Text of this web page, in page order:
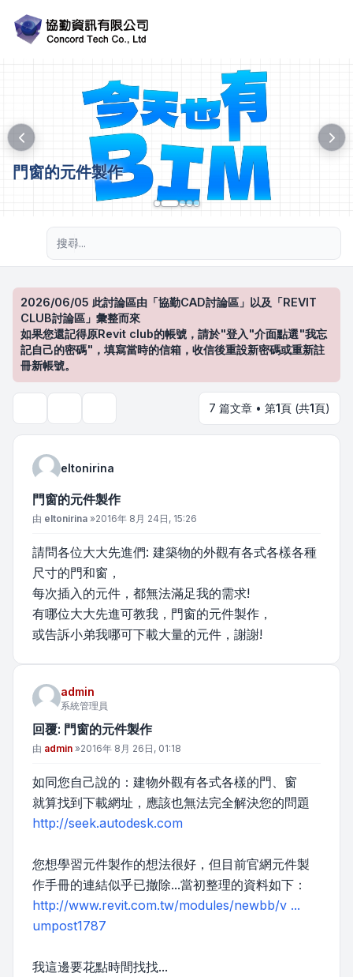
門窗的元件製作
2026/06/05 此討論區由「協勤CAD討論區」以及「REVIT
CLUB討論區」彙整而來
如果您還記得原Revit club的帳號，請於"登入"介面點選"我忘
記自己的密碼"，填寫當時的信箱，收信後重設新密碼或重新註
冊新帳號。
7 篇文章 • 第1頁 (共1頁)
eltonirina
門窗的元件製作
文章
由 eltonirina »2016年 8月 24日, 15:26
請問各位大大先進們: 建築物的外觀有各式各樣各種
尺寸的門和窗，
每次插入的元件，都無法滿足我的需求!
有哪位大大先進可教我，門窗的元件製作，
或告訴小弟我哪可下載大量的元件，謝謝!
admin
系統管理員
回覆: 門窗的元件製作
文章
由 admin »2016年 8月 26日, 01:18
如同您自己說的：建物外觀有各式各樣的門、窗
就算找到下載網址，應該也無法完全解決您的問題
http://seek.autodesk.com
您想學習元件製作的想法很好，但目前官網元件製
作手冊的連結似乎已撤除...當初整理的資料如下：
http://www.revit.com.tw/modules/newbb/v ...
umpost1787
我這邊要花點時間找找...